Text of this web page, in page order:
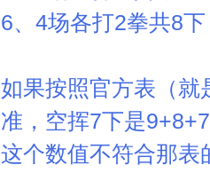
6、4场各打2拳共8
如果按照官方表（就
准，空挥7下是
这个数值不符合那表